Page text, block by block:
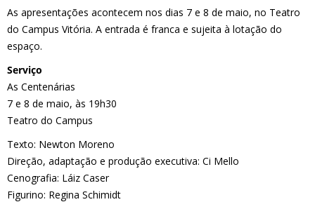
As apresentações acontecem nos dias 7 e 8 de maio, no Teatro
do Campus Vitória. A entrada é franca e sujeita à lotação do
espaço.
Serviço
As Centenárias
7 e 8 de maio, às 19h30
Teatro do Campus
Texto: Newton Moreno
Direção, adaptação e produção executiva: Ci Mello
Cenografia: Láiz Caser
Figurino: Regina Schimidt